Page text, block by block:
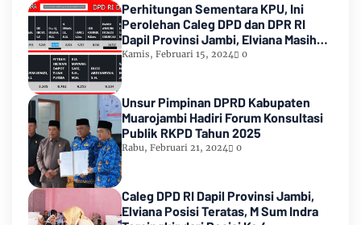
Perhitungan Sementara KPU, Ini
Perolehan Caleg DPD dan DPR RI
Dapil Provinsi Jambi, Elviana Masih
Urutan Kedua Teratas
Kamis, Februari 15, 2024 0
Unsur Pimpinan DPRD Kabupaten
Muarojambi Hadiri Forum Konsultasi
Publik RKPD Tahun 2025
Rabu, Februari 21, 2024 0
Caleg DPD RI Dapil Provinsi Jambi,
Elviana Posisi Teratas, M Sum Indra